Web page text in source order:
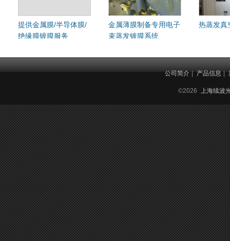
提供金属膜/半导体膜/
绝缘膜镀膜服务
金属薄膜制备专用电子
束蒸发镀膜系统
热蒸发真
公司简介 产品信息
©2026 上海续波